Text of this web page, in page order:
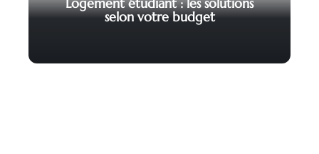
selon votre budget